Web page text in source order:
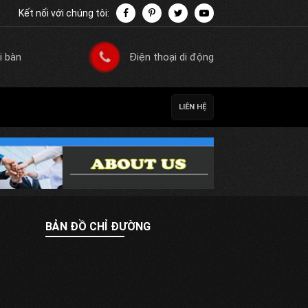
Kết nối với chúng tôi:
bàn Điện thoại di động
LIÊN HỆ
BẢN ĐỒ CHỈ ĐƯỜNG